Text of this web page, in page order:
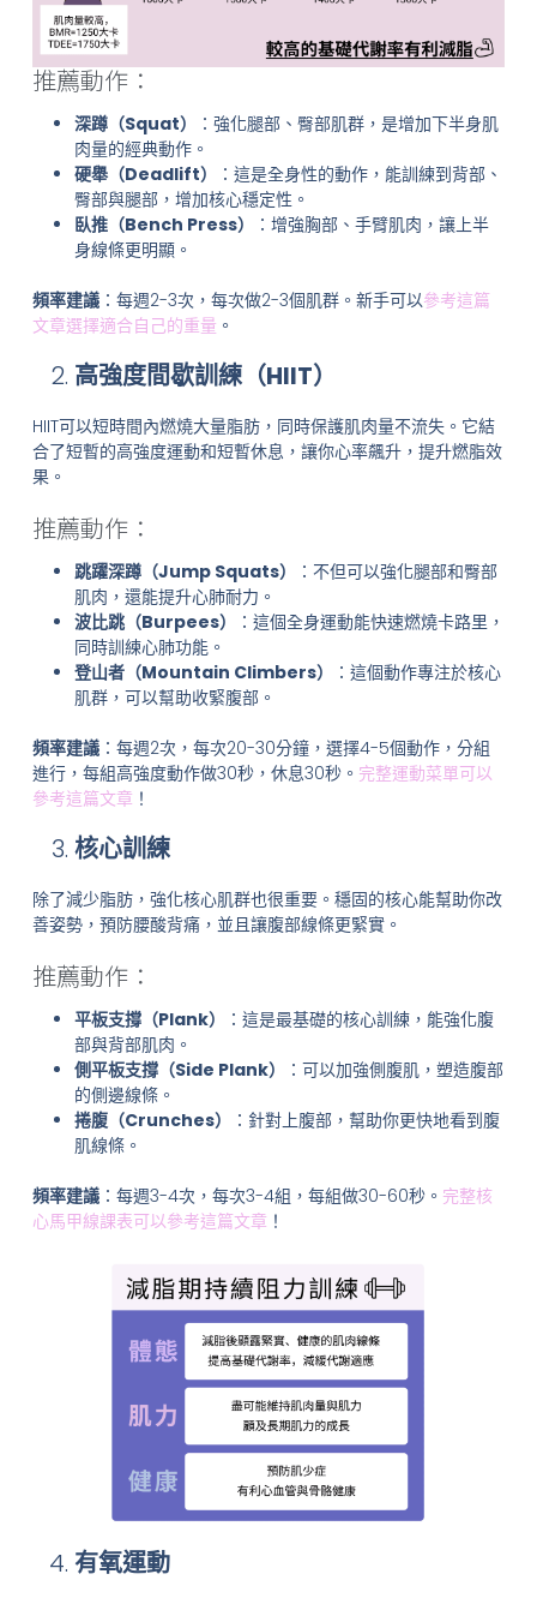
推薦動作：
深蹲（Squat）
：強化腿部、臀部肌群，是增加下半身肌
肉量的經典動作。
硬舉（Deadlift）
：這是全身性的動作，能訓練到背部、
臀部與腿部，增加核心穩定性。
臥推（Bench Press）
：增強胸部、手臂肌肉，讓上半
身線條更明顯。
頻率建議：每週2-3次，每次做2-3個肌群。新手可以參考這篇
文章選擇適合自己的重量 。
高強度間歇訓練（HIIT）
HIIT可以短時間內燃燒大量脂肪，同時保護肌肉量不流失。它結
合了短暫的高強度運動和短暫休息，讓你心率飆升，提升燃脂效
果。
推薦動作：
跳躍深蹲（Jump Squats）
：不但可以強化腿部和臀部
肌肉，還能提升心肺耐力。
波比跳（Burpees）
：這個全身運動能快速燃燒卡路里，
同時訓練心肺功能。
登山者（Mountain Climbers）
：這個動作專注於核心
肌群，可以幫助收緊腹部。
頻率建議：每週2次，每次20-30分鐘，選擇4-5個動作，分組
進行，每組高強度動作做30秒，休息30秒。 完整運動菜單可以
參考這篇文章 ！
核心訓練
除了減少脂肪，強化核心肌群也很重要。穩固的核心能幫助你改
善姿勢，預防腰酸背痛，並且讓腹部線條更緊實。
推薦動作：
平板支撐（Plank）
：這是最基礎的核心訓練，能強化腹
部與背部肌肉。
側平板支撐（Side Plank）
：可以加強側腹肌，塑造腹部
的側邊線條。
捲腹（Crunches）
：針對上腹部，幫助你更快地看到腹
肌線條。
頻率建議：每週3-4次，每次3-4組，每組做30-60秒。 完整核
心馬甲線課表可以參考這篇文章 ！
有氧運動